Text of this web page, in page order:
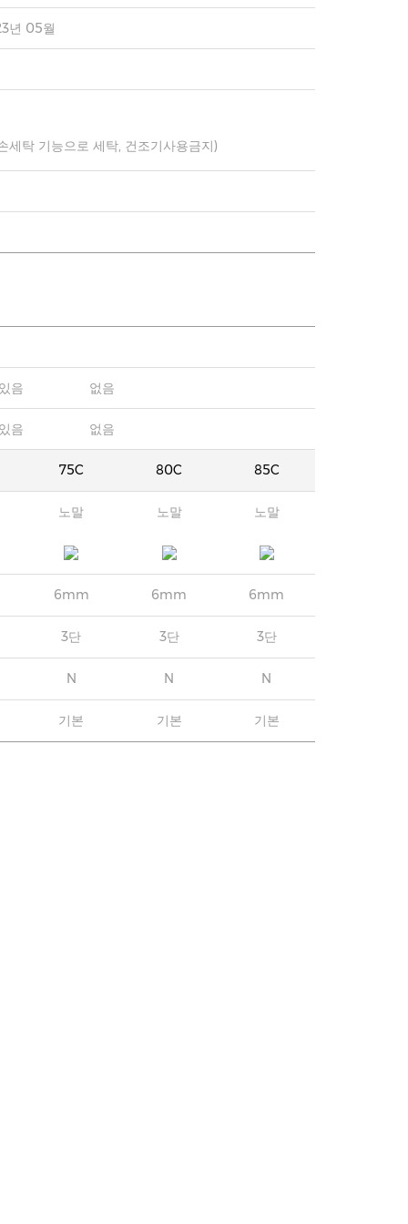
년 05월
세탁 기능으로 세탁, 건조기사용금지)
있음 없음
있음 없음
75C 80C 85C
노말 노말 노말
6mm 6mm 6mm
3단 3단 3단
N N N
기본 기본 기본